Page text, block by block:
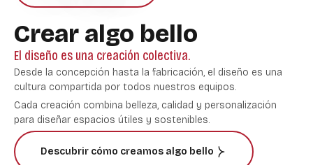
Crear algo bello
El diseño es una creación colectiva.
Desde la concepción hasta la fabricación, el diseño es una
cultura compartida por todos nuestros equipos.
Cada creación combina belleza, calidad y personalización
para diseñar espacios útiles y sostenibles.
Descubrir cómo creamos algo bello